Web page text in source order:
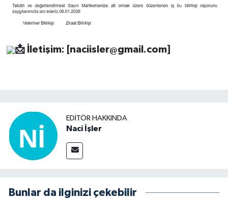
📩İletişim: [naciisler@gmail.com]
EDITÖR HAKKINDA
Naci İşler
Bunlar da ilginizi çekebilir